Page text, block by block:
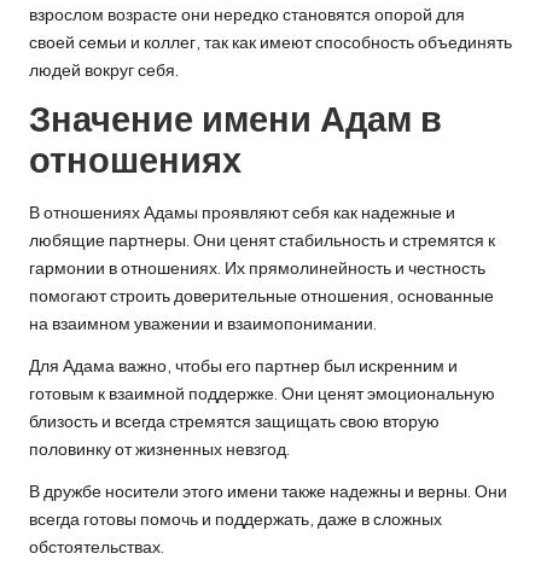
взрослом возрасте они нередко становятся опорой для
своей семьи и коллег, так как имеют способность объединять
людей вокруг себя.
Значение имени Адам в
отношениях
В отношениях Адамы проявляют себя как надежные и
любящие партнеры. Они ценят стабильность и стремятся к
гармонии в отношениях. Их прямолинейность и честность
помогают строить доверительные отношения, основанные
на взаимном уважении и взаимопонимании.
Для Адама важно, чтобы его партнер был искренним и
готовым к взаимной поддержке. Они ценят эмоциональную
близость и всегда стремятся защищать свою вторую
половинку от жизненных невзгод.
В дружбе носители этого имени также надежны и верны. Они
всегда готовы помочь и поддержать, даже в сложных
обстоятельствах.